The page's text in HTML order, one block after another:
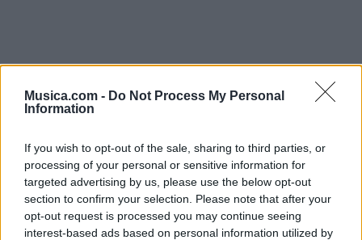
Musica.com - Do Not Process My Personal
Information
If you wish to opt-out of the sale, sharing to third parties, or
processing of your personal or sensitive information for
targeted advertising by us, please use the below opt-out
section to confirm your selection. Please note that after your
opt-out request is processed you may continue seeing
interest-based ads based on personal information utilized by
Música Relacionada
Flema